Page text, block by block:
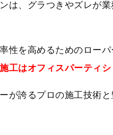
は、グラつきやズレが
性を高めるためのロー
工はオフィスパーティ
が誇るプロの施工技術